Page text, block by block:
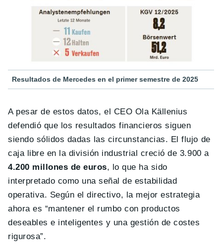
Resultados de Mercedes en el primer semestre de 2025
A pesar de estos datos, el CEO Ola Källenius
defendió que los resultados financieros siguen
siendo sólidos dadas las circunstancias. El flujo de
caja libre en la división industrial creció de 3.900 a
4.200 millones de euros, lo que ha sido
interpretado como una señal de estabilidad
operativa. Según el directivo, la mejor estrategia
ahora es “mantener el rumbo con productos
deseables e inteligentes y una gestión de costes
rigurosa”.